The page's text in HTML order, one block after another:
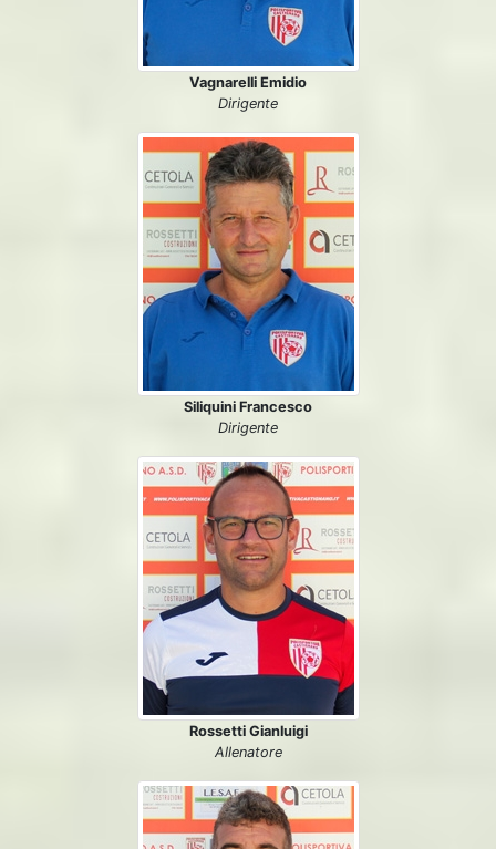
Vagnarelli Emidio
Dirigente
Siliquini Francesco
Dirigente
Rossetti Gianluigi
Allenatore